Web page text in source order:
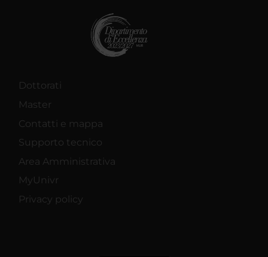
Dottorati
Master
Contatti e mappa
Supporto tecnico
Area Amministrativa
MyUnivr
Privacy policy